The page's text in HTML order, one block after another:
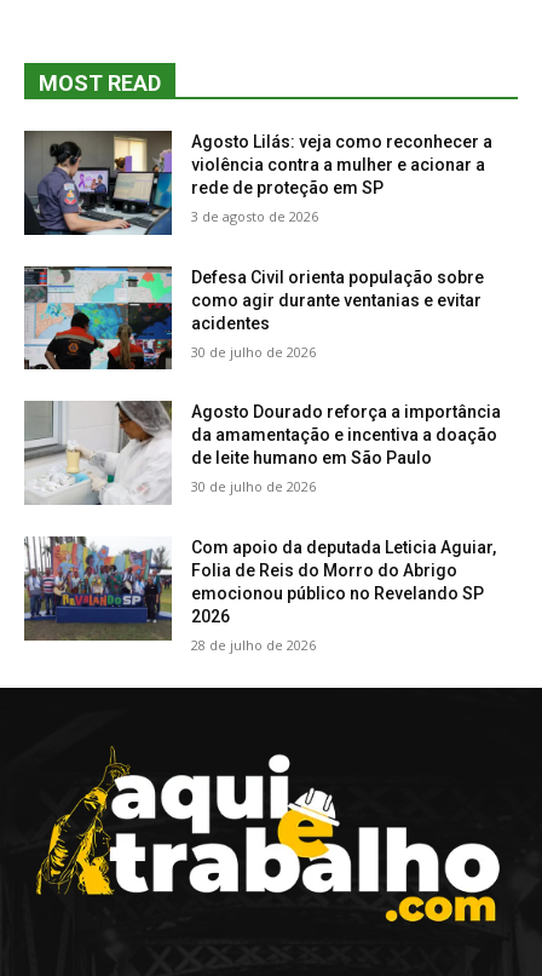
MOST READ
Agosto Lilás: veja como reconhecer a
violência contra a mulher e acionar a
rede de proteção em SP
3 de agosto de 2026
Defesa Civil orienta população sobre
como agir durante ventanias e evitar
acidentes
30 de julho de 2026
Agosto Dourado reforça a importância
da amamentação e incentiva a doação
de leite humano em São Paulo
30 de julho de 2026
Com apoio da deputada Leticia Aguiar,
Folia de Reis do Morro do Abrigo
emocionou público no Revelando SP
2026
28 de julho de 2026